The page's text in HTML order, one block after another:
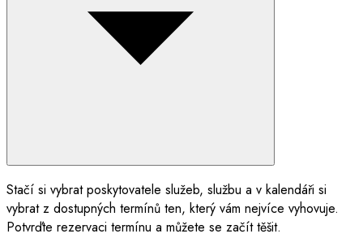
Stačí si vybrat poskytovatele služeb, službu a v kalendáři si
vybrat z dostupných termínů ten, který vám nejvíce vyhovuje.
Potvrďte rezervaci termínu a můžete se začít těšit.